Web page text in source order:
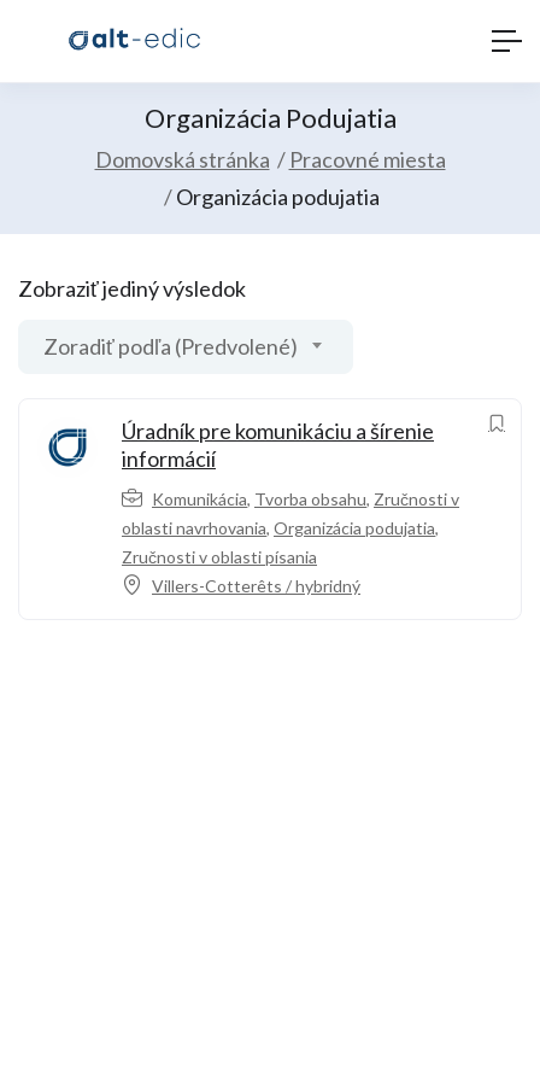
Organizácia Podujatia
Domovská stránka
Pracovné miesta
Organizácia podujatia
Zobraziť jediný výsledok
Zoradiť podľa (Predvolené)
Úradník pre komunikáciu a šírenie
informácií
Komunikácia, Tvorba obsahu, Zručnosti v
oblasti navrhovania, Organizácia podujatia,
Zručnosti v oblasti písania
Villers-Cotterêts / hybridný